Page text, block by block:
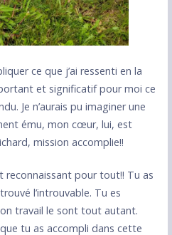
ce que j’ai ressenti en la
et significatif pour moi ce
Je n’aurais pu imaginer une
ému, mon cœur, lui, est
mission accomplie!!
reconnaissant pour tout!! Tu as
l’introuvable. Tu es
travail le sont tout autant.
tu as accompli dans cette